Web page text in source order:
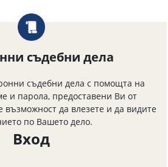
съдебни дела
съдебни дела с помощта на
и парола, предоставени Ви от
възможност да влезете и да видите
по Вашето дело.
Вход